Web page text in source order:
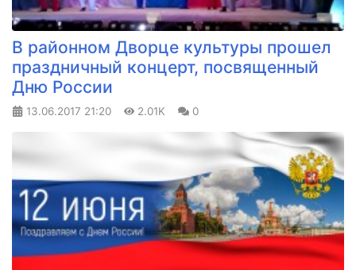
В районном Дворце культуры прошел
праздничный концерт, посвященный
Дню России
13.06.2017 21:20 2.01K 0